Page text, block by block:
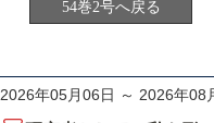
54巻2号へ戻る
2026年05月06日 ～ 2026年08